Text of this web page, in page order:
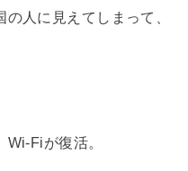
人に見えてしまって、
Fiが復活。